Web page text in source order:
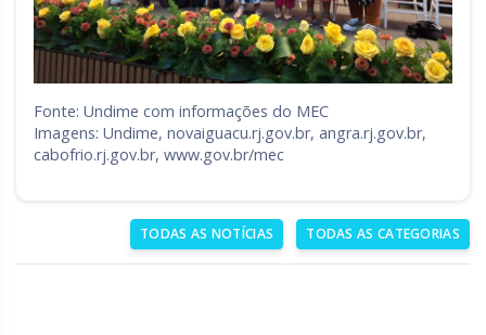
Fonte: Undime com informações do MEC
Imagens: Undime, novaiguacu.rj.gov.br, angra.rj.gov.br,
cabofrio.rj.gov.br, www.gov.br/mec
TODAS AS NOTÍCIAS TODAS AS CATEGORIAS